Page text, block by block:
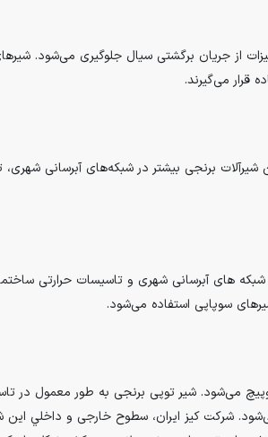
از جریان برگشتی سيال جلوگیری می‌شود.
قرار می‌گیرند.
برنجی بیشتر در شبکه‌های آبرسانی
های آبرسانی شهری و تاسیسات حرارتی
سوپاپی استفاده می‌شود.
می‌شود. شیر توپی برنجی به طور معمول در
شرکت کیز ایران، سطوح خارجی و داخلي